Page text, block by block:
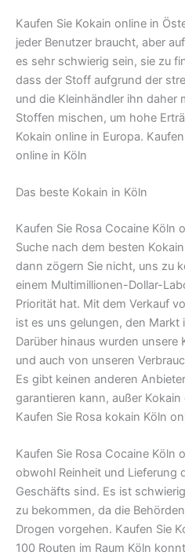
Kaufen Sie Kokain online in
jeder Benutzer braucht, aber
es sehr schwierig sein, sie zu
dass der Stoff aufgrund der
und die Kleinhändler ihn daher
Stoffen mischen, um hohe
Kokain online in Europa.
online in Köln
Das beste Kokain in Köln
Kaufen Sie Rosa Cocaine Köln
Suche nach dem besten
dann zögern Sie nicht, uns zu
einem Multimillionen-Dollar-
Priorität hat. Mit dem Verkauf
ist es uns gelungen, den Markt
Darüber hinaus wurden
und auch von unseren
Es gibt keinen anderen
garantieren kann, außer
Kaufen Sie Rosa kokain Köln
Kaufen Sie Rosa Cocaine Köln
obwohl Reinheit und Lieferung
Geschäfts sind. Es ist
zu bekommen, da die
Drogen vorgehen. Kaufen Sie
100 Routen im Raum Köln